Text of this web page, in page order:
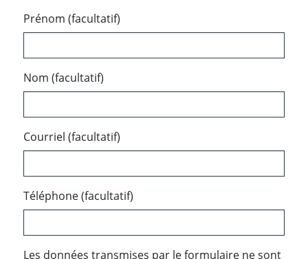
Prénom (facultatif)
Nom (facultatif)
Courriel (facultatif)
Téléphone (facultatif)
Les données transmises par le formulaire ne sont